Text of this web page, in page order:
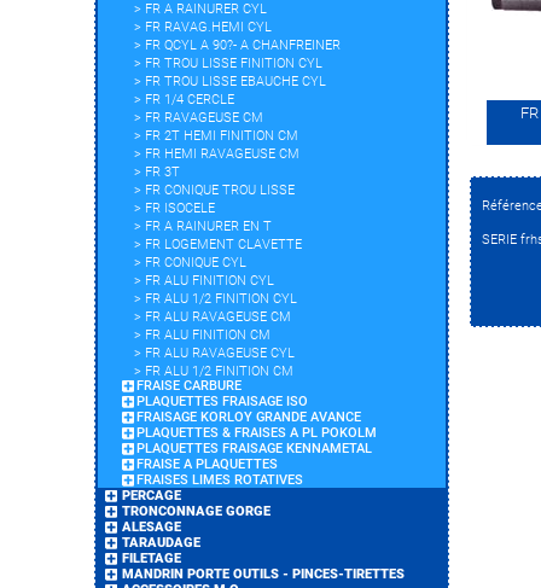
> FR A RAINURER CYL
> FR RAVAG.HEMI CYL
> FR QCYL A 90?- A CHANFREINER
> FR TROU LISSE FINITION CYL
> FR TROU LISSE EBAUCHE CYL
> FR 1/4 CERCLE
> FR RAVAGEUSE CM
> FR 2T HEMI FINITION CM
> FR HEMI RAVAGEUSE CM
> FR 3T
> FR CONIQUE TROU LISSE
> FR ISOCELE
> FR A RAINURER EN T
> FR LOGEMENT CLAVETTE
> FR CONIQUE CYL
> FR ALU FINITION CYL
> FR ALU 1/2 FINITION CYL
> FR ALU RAVAGEUSE CM
> FR ALU FINITION CM
> FR ALU RAVAGEUSE CYL
> FR ALU 1/2 FINITION CM
FRAISE CARBURE
PLAQUETTES FRAISAGE ISO
FRAISAGE KORLOY GRANDE AVANCE
PLAQUETTES & FRAISES A PL POKOLM
PLAQUETTES FRAISAGE KENNAMETAL
FRAISE A PLAQUETTES
FRAISES LIMES ROTATIVES
PERCAGE
TRONCONNAGE GORGE
ALESAGE
TARAUDAGE
FILETAGE
MANDRIN PORTE OUTILS - PINCES-TIRETTES
SERIE